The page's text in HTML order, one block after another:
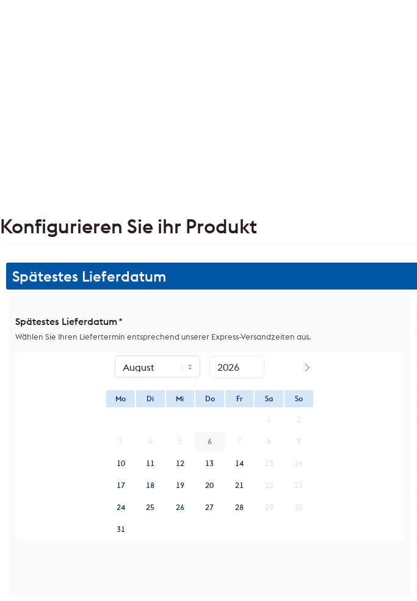
Konfigurieren Sie ihr Produkt
Spätestes Lieferdatum
Spätestes Lieferdatum*
Wählen Sie Ihren Liefertermin entsprechend unserer Express-Versandzeiten aus.
Mo Di Mi Do Fr Sa So
1 2
3 4 5 6 7 8 9
10 11 12 13 14 15 16
17 18 19 20 21 22 23
24 25 26 27 28 29 30
31